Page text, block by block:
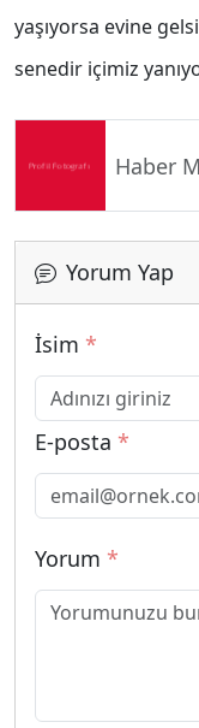
yaşıyorsa evine
senedir içimiz
Haber
Yorum Yap
İsim *
E-posta *
Yorum *